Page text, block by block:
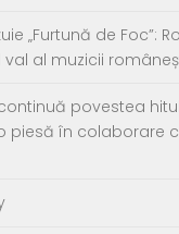
„Furtună de Foc”:
al muzicii
povestea
o piesă în colaborare